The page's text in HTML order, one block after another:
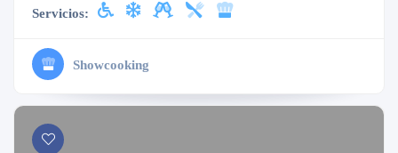
Servicios:
Showcooking